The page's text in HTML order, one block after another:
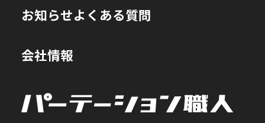
お知らせ
会社情報
よくある質問